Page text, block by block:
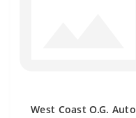
West Coast O.G. Auto